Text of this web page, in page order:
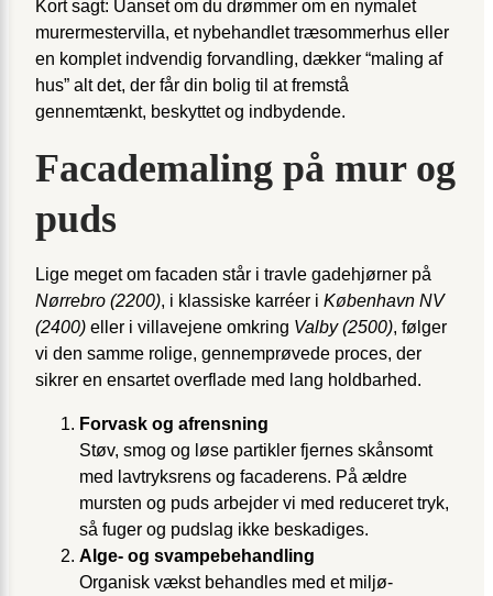
Kort sagt: Uanset om du drømmer om en nymalet
murermestervilla, et nybehandlet træsommerhus eller
en komplet indvendig forvandling, dækker “maling af
hus” alt det, der får din bolig til at fremstå
gennemtænkt, beskyttet og indbydende.
Facademaling på mur og
puds
Lige meget om facaden står i travle gadehjørner på
Nørrebro (2200), i klassiske karréer i København NV
(2400) eller i villavejene omkring Valby (2500), følger
vi den samme rolige, gennemprøvede proces, der
sikrer en ensartet overflade med lang holdbarhed.
Forvask og afrensning
Støv, smog og løse partikler fjernes skånsomt
med lavtryksrens og facaderens. På ældre
mursten og puds arbejder vi med reduceret tryk,
så fuger og pudslag ikke beskadiges.
Alge- og svampebehandling
Organisk vækst behandles med et miljø­